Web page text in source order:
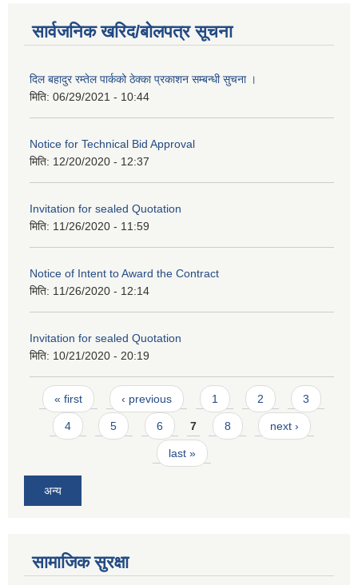
सार्वजनिक खरिद/बोलपत्र सूचना
दिल बहादुर रम्तेल पार्कको ठेक्का प्रकाशन सम्बन्धी सुचना ।
मिति: 06/29/2021 - 10:44
Notice for Technical Bid Approval
मिति: 12/20/2020 - 12:37
Invitation for sealed Quotation
मिति: 11/26/2020 - 11:59
Notice of Intent to Award the Contract
मिति: 11/26/2020 - 12:14
Invitation for sealed Quotation
मिति: 10/21/2020 - 20:19
Pages
« first ‹ previous 1 2 3
4 5 6 7 8 next ›
last »
अन्य
सामाजिक सुरक्षा